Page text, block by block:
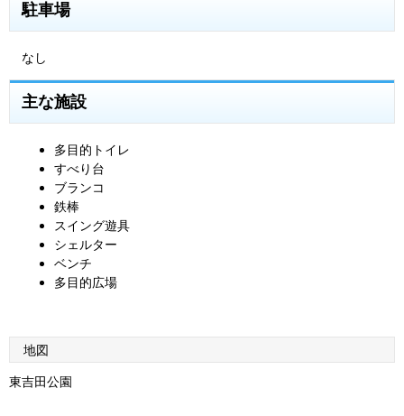
駐車場
なし
主な施設
多目的トイレ
すべり台
ブランコ
鉄棒
スイング遊具
シェルター
ベンチ
多目的広場
地図
東吉田公園